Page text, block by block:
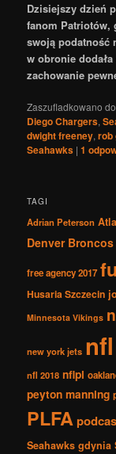
Dzisiejszy dzień
fanom Patriotów,
swoją podatność
w obronie
zachowanie
Zaszufladkowano
Diego Chargers,
dwight freeney,rob
Seahawks |1
TAGI
Adrian Peterson
Denver Broncos
free agency 2017
Husaria Szczecin
Minnesota Vikings
new york jets nfl
nfl 2018 nflpl
peyton manning
PLFA
Seahawks gdynia